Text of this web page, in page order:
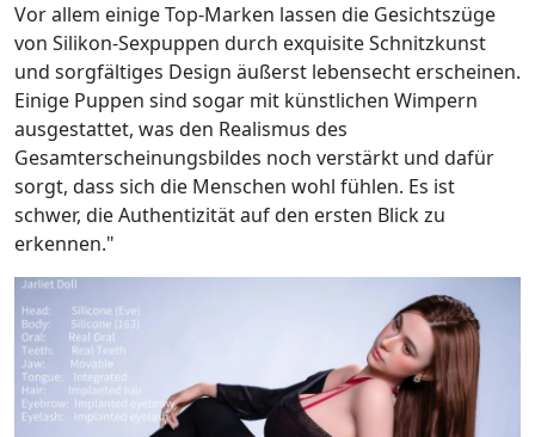
Vor allem einige Top-Marken lassen die Gesichtszüge
von Silikon-Sexpuppen durch exquisite Schnitzkunst
und sorgfältiges Design äußerst lebensecht erscheinen.
Einige Puppen sind sogar mit künstlichen Wimpern
ausgestattet, was den Realismus des
Gesamterscheinungsbildes noch verstärkt und dafür
sorgt, dass sich die Menschen wohl fühlen. Es ist
schwer, die Authentizität auf den ersten Blick zu
erkennen."